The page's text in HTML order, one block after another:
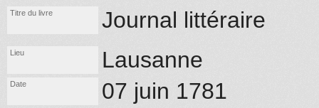
Titre du livre Journal littéraire
Lieu Lausanne
Date 07 juin 1781